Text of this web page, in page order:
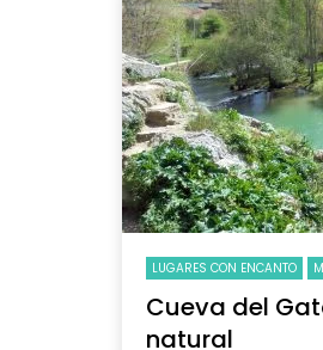
LUGARES CON ENCANTO
Cueva del
natural